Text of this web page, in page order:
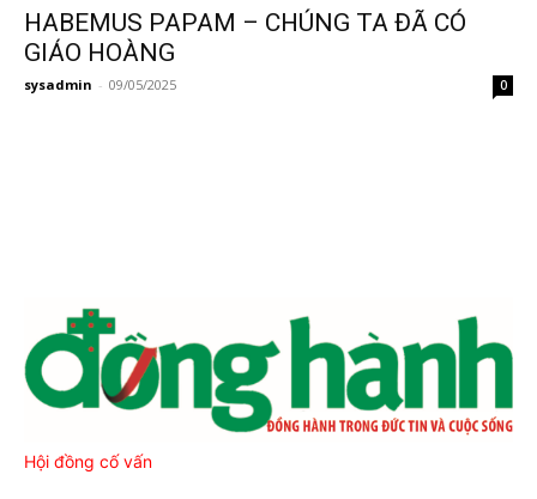
HABEMUS PAPAM – CHÚNG TA ĐÃ CÓ
GIÁO HOÀNG
sysadmin - 09/05/2025 0
Hội đồng cố vấn